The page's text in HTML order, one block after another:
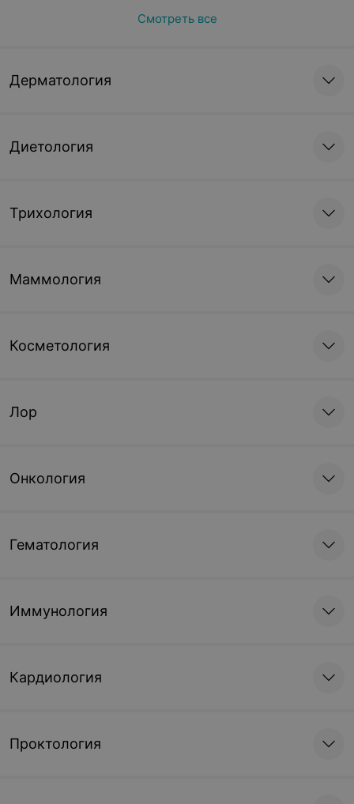
Смотреть все
Дерматология
Диетология
Трихология
Маммология
Косметология
Лор
Онкология
Гематология
Иммунология
Кардиология
Проктология